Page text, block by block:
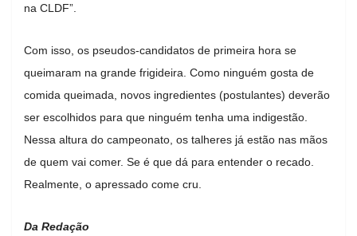
na CLDF”.
Com isso, os pseudos-candidatos de primeira hora se
queimaram na grande frigideira. Como ninguém gosta de
comida queimada, novos ingredientes (postulantes) deverão
ser escolhidos para que ninguém tenha uma indigestão.
Nessa altura do campeonato, os talheres já estão nas mãos
de quem vai comer. Se é que dá para entender o recado.
Realmente, o apressado come cru.
Da Redação